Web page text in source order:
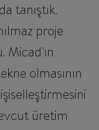
tanıştık.
proje
Micad'ın
olmasının
üretim